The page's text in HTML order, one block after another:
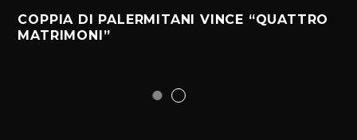
COPPIA DI PALERMITANI VINCE “QUATTRO
MATRIMONI”